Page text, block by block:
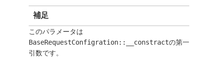
補足
このパラメータは
BaseRequestConfigration::__constractの第一
引数です。